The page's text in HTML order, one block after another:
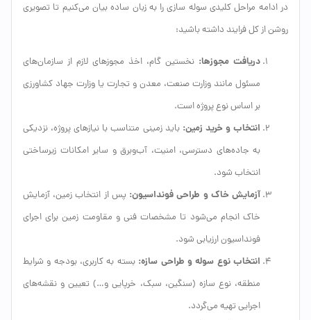
در ادامه مراحل کلیدی سوله سازی را به زبان ساده بیان می‌کنیم تا تصویری
روشن از کل فرایند داشته باشید:
دریافت مجوزها: نخستین گام، اخذ مجوزهای لازم از سازمان‌های
مسئول مانند وزارت صنعت، معدن و تجارت یا وزارت جهاد کشاورزی
بر اساس نوع پروژه است.
انتخاب و خرید زمین: باید زمینی متناسب با نیازهای پروژه، نزدیکی
به جاده‌های دسترسی، امنیت، آب‌وبرق و سایر امکانات زیرساختی
انتخاب شود.
آزمایش خاک و طراحی فونداسیون: پس از انتخاب زمین، آزمایش
خاک انجام می‌شود تا مشخصات فنی و مقاومت زمین برای اجرای
فونداسیون ارزیابی شود.
انتخاب نوع سوله و طراحی سازه: بسته به کاربری، بودجه و شرایط
منطقه، نوع سازه (سنگین، سبک، خرپایی و…) تعیین و نقشه‌های
اجرایی تهیه می‌گردد.